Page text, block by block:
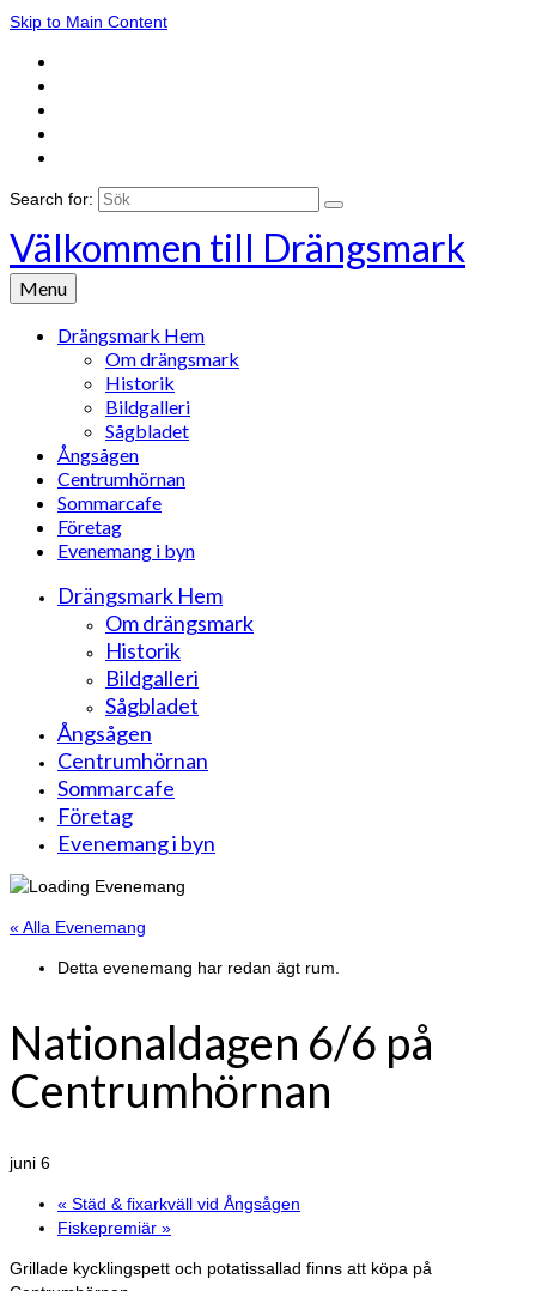
Skip to Main Content
Search for:
Välkommen till Drängsmark
Menu
Drängsmark Hem
Om drängsmark
Historik
Bildgalleri
Sågbladet
Ångsågen
Centrumhörnan
Sommarcafe
Företag
Evenemang i byn
Drängsmark Hem
Om drängsmark
Historik
Bildgalleri
Sågbladet
Ångsågen
Centrumhörnan
Sommarcafe
Företag
Evenemang i byn
« Alla Evenemang
Detta evenemang har redan ägt rum.
Nationaldagen 6/6 på
Centrumhörnan
juni 6
« Städ & fixarkväll vid Ångsågen
Fiskepremiär »
Grillade kycklingspett och potatissallad finns att köpa på